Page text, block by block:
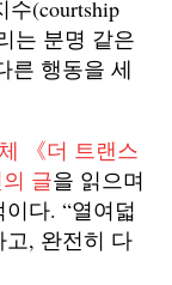
(courtship
는 분명 같은
른 행동을 세
《더 트랜스
글을 읽으며
다. “열여덟
고, 완전히 다